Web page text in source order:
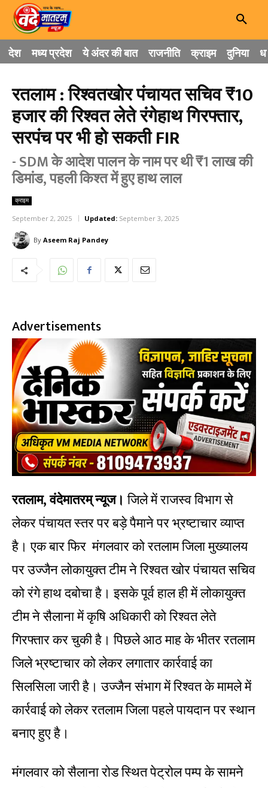
देश मध्य प्रदेश ये अंदर की बात राजनीति क्राइम दुनिया
रतलाम : रिश्वतखोर पंचायत सचिव ₹10
हजार की रिश्वत लेते रंगेहाथ गिरफ्तार,
सरपंच पर भी हो सकती FIR
- SDM के आदेश पालन के नाम पर थी ₹1 लाख की
डिमांड, पहली किश्त में हुए हाथ लाल
क्राइम
September 2, 2025 Updated: September 3, 2025
By Aseem Raj Pandey
Advertisements
रतलाम, वंदेमातरम् न्यूज। जिले में राजस्व विभाग से
लेकर पंचायत स्तर पर बड़े पैमाने पर भ्रष्टाचार व्याप्त
है। एक बार फिर मंगलवार को रतलाम जिला मुख्यालय
पर उज्जैन लोकायुक्त टीम ने रिश्वत खोर पंचायत सचिव
को रंगे हाथ दबोचा है। इसके पूर्व हाल ही में लोकायुक्त
टीम ने सैलाना में कृषि अधिकारी को रिश्वत लेते
गिरफ्तार कर चुकी है। पिछले आठ माह के भीतर रतलाम
जिले भ्रष्टाचार को लेकर लगातार कार्रवाई का
सिलसिला जारी है। उज्जैन संभाग में रिश्वत के मामले में
कार्रवाई को लेकर रतलाम जिला पहले पायदान पर स्थान
बनाए हुए है।
मंगलवार को सैलाना रोड स्थित पेट्रोल पम्प के सामने